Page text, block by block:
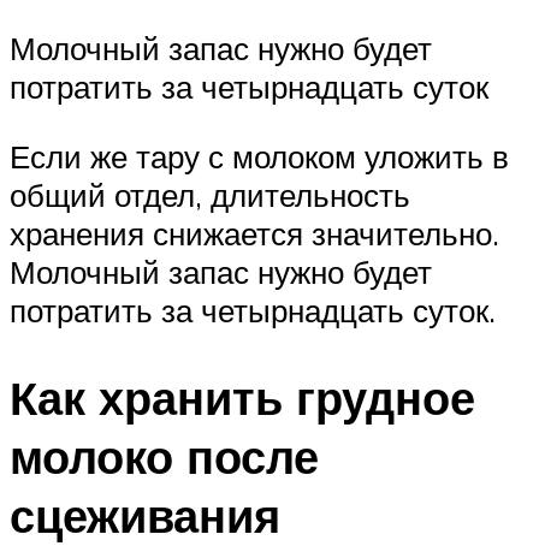
Молочный запас нужно будет
потратить за четырнадцать суток
Если же тару с молоком уложить в
общий отдел, длительность
хранения снижается значительно.
Молочный запас нужно будет
потратить за четырнадцать суток.
Как хранить грудное
молоко после
сцеживания